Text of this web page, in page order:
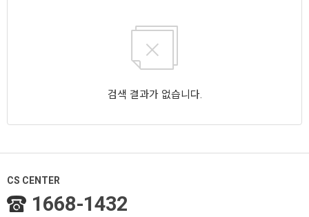
검색 결과가 없습니다.
CS CENTER
1668-1432